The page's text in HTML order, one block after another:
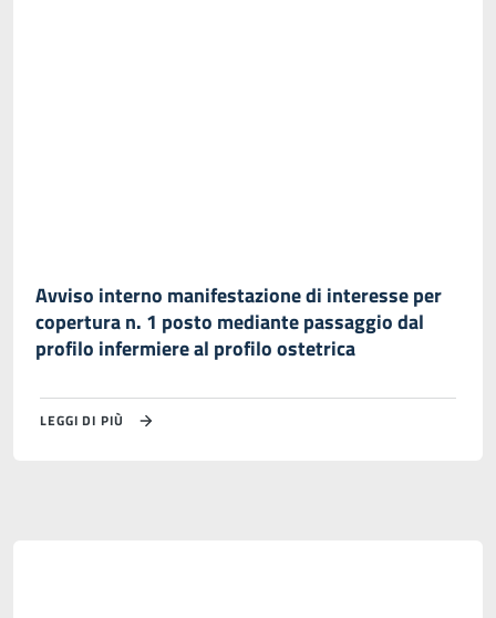
Avviso interno manifestazione di interesse per
copertura n. 1 posto mediante passaggio dal
profilo infermiere al profilo ostetrica
LEGGI DI PIÙ